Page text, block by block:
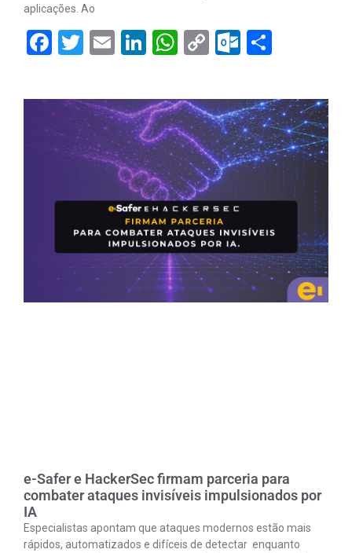
aplicações. Ao
Facebook
Twitter
EmailLinkedIn
WhatsApp
Copy
e-Safer e HackerSec firmam parceria para
combater ataques invisíveis impulsionados por
IA
Especialistas apontam que ataques modernos estão mais
rápidos, automatizados e difíceis de detectar enquanto